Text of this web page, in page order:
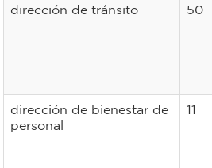
dirección de tránsito 50
dirección de bienestar de
personal
11